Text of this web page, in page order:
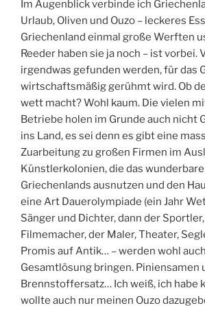
Im Augenblick verbinde ich
Urlaub, Oliven und Ouzo – leckeres
Griechenland einmal große Werften
Reeder haben sie ja noch – ist vorbei.
irgendwas gefunden werden, für das
wirtschaftsmäßig gerühmt wird. Ob
wett macht? Wohl kaum. Die vielen
Betriebe holen im Grunde auch nicht
ins Land, es sei denn es gibt eine
Zuarbeitung zu großen Firmen im
Künstlerkolonien, die das
Griechenlands ausnutzen und den
eine Art Dauerolympiade (ein Jahr
Sänger und Dichter, dann der
Filmemacher, der Maler, Theater,
Promis auf Antik… – werden wohl
Gesamtlösung bringen. Piniensamen
Brennstoffersatz… Ich weiß, ich habe
wollte auch nur meinen Ouzo